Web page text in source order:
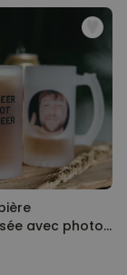
avec photo